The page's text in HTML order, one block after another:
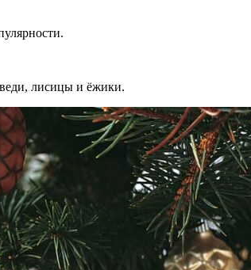
лисицы и ёжики.